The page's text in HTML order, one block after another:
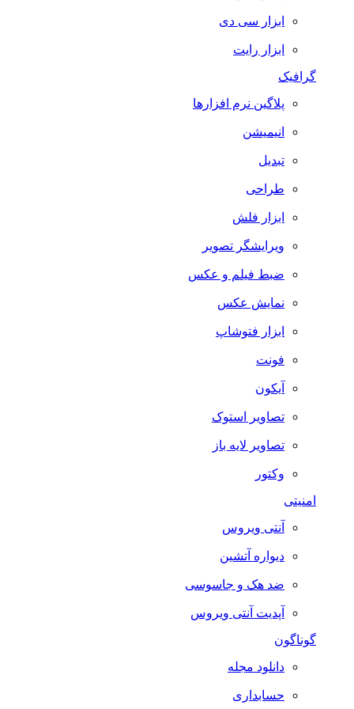
ابزار سی دی
ابزار رایت
گرافیک
پلاگین نرم افزارها
انیمیشن
تبدیل
طراحی
ابزار فلش
ویرایشگر تصویر
ضبط فيلم و عكس
نمایش عکس
ابزار فتوشاپ
فونت
آیکون
تصاویر استوک
تصاویر لایه باز
وکتور
امنیتی
آنتی ویروس
دیواره آتشین
ضد هک و جاسوسی
آپدیت آنتی ویروس
گوناگون
دانلود مجله
حسابداری